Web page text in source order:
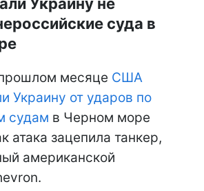
суда в
месяце США
Украину от ударов по
судам в Черном море
атака зацепила танкер,
американской